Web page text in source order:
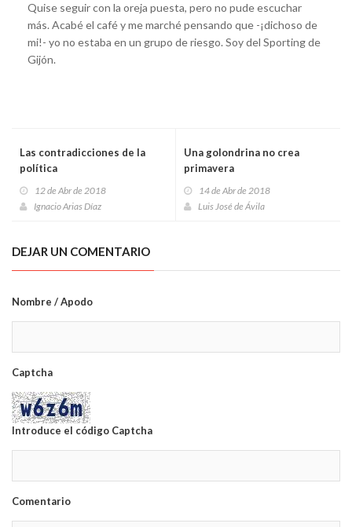
Quise seguir con la oreja puesta, pero no pude escuchar
más. Acabé el café y me marché pensando que -¡dichoso de
mi!- yo no estaba en un grupo de riesgo. Soy del Sporting de
Gijón.
Las contradicciones de la
política
12 de Abr de 2018
Ignacio Arias Díaz
Una golondrina no crea
primavera
14 de Abr de 2018
Luis José de Ávila
DEJAR UN COMENTARIO
Nombre / Apodo
Captcha
Introduce el código Captcha
Comentario